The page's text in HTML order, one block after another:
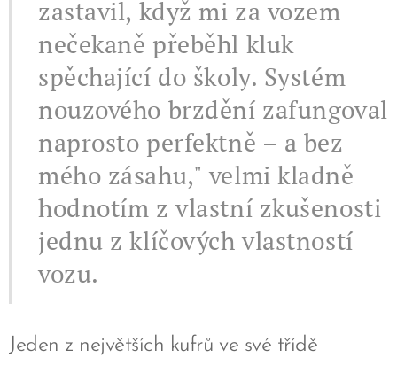
zastavil, když mi za vozem
nečekaně přeběhl kluk
spěchající do školy. Systém
nouzového brzdění zafungoval
naprosto perfektně – a bez
mého zásahu," velmi kladně
hodnotím z vlastní zkušenosti
jednu z klíčových vlastností
vozu.
Jeden z největších kufrů ve své třídě